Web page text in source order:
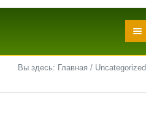
Вы здесь: Главная / Uncategorized